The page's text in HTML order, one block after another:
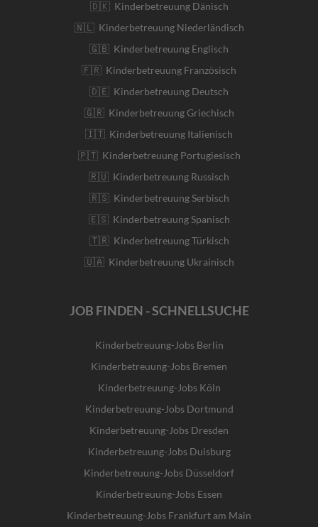
🇩🇰 Kinderbetreuung Dänisch
🇳🇱 Kinderbetreuung Niederländisch
🇬🇧 Kinderbetreuung Englisch
🇫🇷 Kinderbetreuung Französisch
🇩🇪 Kinderbetreuung Deutsch
🇬🇷 Kinderbetreuung Griechisch
🇮🇹 Kinderbetreuung Italienisch
🇵🇹 Kinderbetreuung Portugiesisch
🇷🇺 Kinderbetreuung Russisch
🇷🇸 Kinderbetreuung Serbisch
🇪🇸 Kinderbetreuung Spanisch
🇹🇷 Kinderbetreuung Türkisch
🇺🇦 Kinderbetreuung Ukrainisch
JOB FINDEN - SCHNELLSUCHE
Kinderbetreuung-Jobs Berlin
Kinderbetreuung-Jobs Bremen
Kinderbetreuung-Jobs Köln
Kinderbetreuung-Jobs Dortmund
Kinderbetreuung-Jobs Dresden
Kinderbetreuung-Jobs Duisburg
Kinderbetreuung-Jobs Düsseldorf
Kinderbetreuung-Jobs Essen
Kinderbetreuung-Jobs Frankfurt am Main